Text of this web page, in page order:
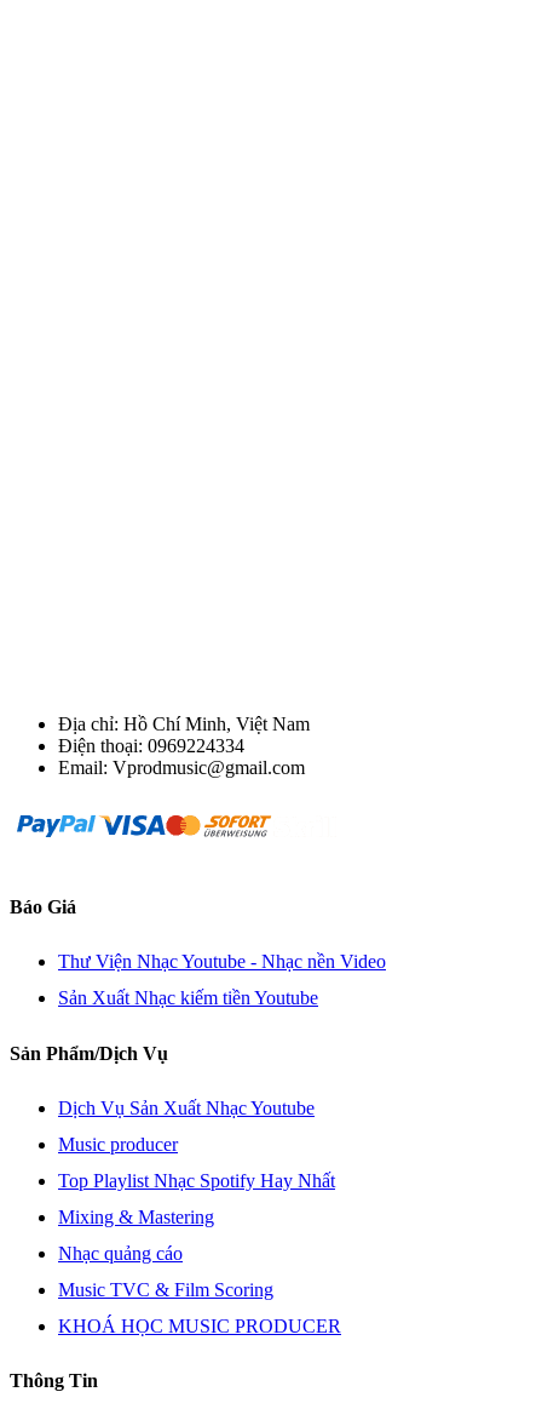
Địa chỉ: Hồ Chí Minh, Việt Nam
Điện thoại: 0969224334
Email: Vprodmusic@gmail.com
Báo Giá
Thư Viện Nhạc Youtube - Nhạc nền Video
Sản Xuất Nhạc kiếm tiền Youtube
Sản Phẩm/Dịch Vụ
Dịch Vụ Sản Xuất Nhạc Youtube
Music producer
Top Playlist Nhạc Spotify Hay Nhất
Mixing & Mastering
Nhạc quảng cáo
Music TVC & Film Scoring
KHOÁ HỌC MUSIC PRODUCER
Thông Tin